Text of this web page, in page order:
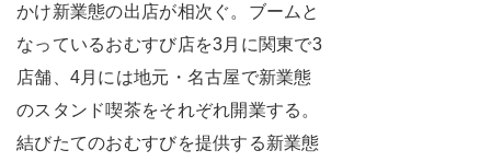
かけ新業態の出店が相次ぐ。ブームと
なっているおむすび店を3月に関東で3
店舗、4月には地元・名古屋で新業態
のスタンド喫茶をそれぞれ開業する。
結びたてのおむすびを提供する新業態